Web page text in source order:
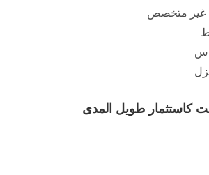
غير متخصص
كاستثمار طويل المدى